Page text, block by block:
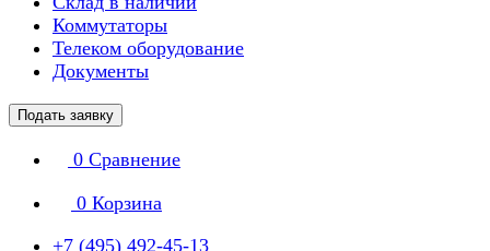
Коммутаторы
Телеком оборудование
Документы
Подать заявку
0 Сравнение
0 Корзина
+7 (495) 492-45-13